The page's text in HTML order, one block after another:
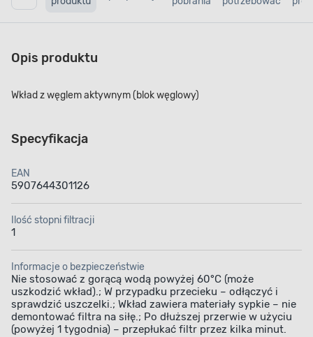
Opis produktu
Wkład z węglem aktywnym (blok węglowy)
Specyfikacja
EAN
5907644301126
Ilość stopni filtracji
1
Informacje o bezpieczeństwie
Nie stosować z gorącą wodą powyżej 60°C (może
uszkodzić wkład).; W przypadku przecieku – odłączyć i
sprawdzić uszczelki.; Wkład zawiera materiały sypkie – nie
demontować filtra na siłę.; Po dłuższej przerwie w użyciu
(powyżej 1 tygodnia) – przepłukać filtr przez kilka minut.